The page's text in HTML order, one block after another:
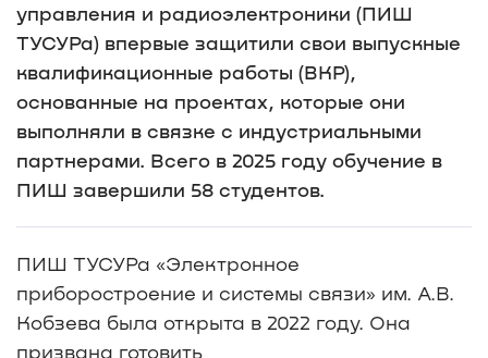
управления и радиоэлектроники (ПИШ
ТУСУРа) впервые защитили свои выпускные
квалификационные работы (ВКР),
основанные на проектах, которые они
выполняли в связке с индустриальными
партнерами. Всего в 2025 году обучение в
ПИШ завершили 58 студентов.
ПИШ ТУСУРа «Электронное
приборостроение и системы связи» им. А.В.
Кобзева была открыта в 2022 году. Она
призвана готовить